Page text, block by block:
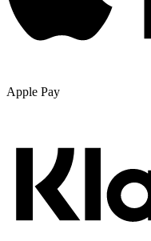
Apple Pay